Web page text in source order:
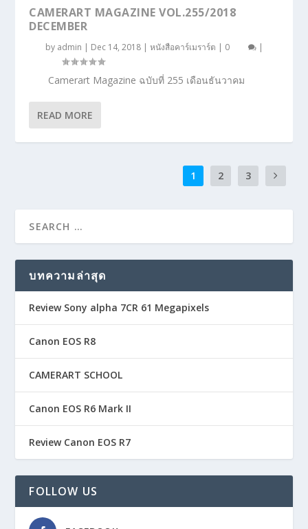
CAMERART MAGAZINE VOL.255/2018
DECEMBER
by admin | Dec 14, 2018 |หนังสือคาร์เมราร์ต | 0 |
Camerart Magazine ฉบับที่ 255 เดือนธันวาคม
READ MORE
1 2 3
บทความล่าสุด
Review Sony alpha 7CR 61 Megapixels
Canon EOS R8
CAMERART SCHOOL
Canon EOS R6 Mark II
Review Canon EOS R7
FOLLOW US